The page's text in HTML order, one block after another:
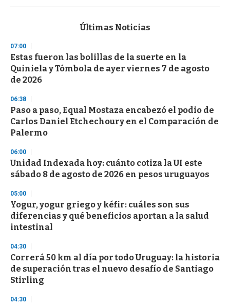
s
d
s
o
f
3
s
e
c
o
n
Últimas Noticias
07:00
Estas fueron las bolillas de la suerte en la
Quiniela y Tómbola de ayer viernes 7 de agosto
de 2026
06:38
Paso a paso, Equal Mostaza encabezó el podio de
Carlos Daniel Etchechoury en el Comparación de
Palermo
06:00
Unidad Indexada hoy: cuánto cotiza la UI este
sábado 8 de agosto de 2026 en pesos uruguayos
05:00
Yogur, yogur griego y kéfir: cuáles son sus
diferencias y qué beneficios aportan a la salud
intestinal
04:30
Correrá 50 km al día por todo Uruguay: la historia
de superación tras el nuevo desafío de Santiago
Stirling
04:30